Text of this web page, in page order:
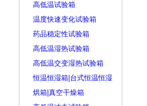
高低温试验箱
温度快速变化试验箱
药品稳定性试验箱
高低温湿热试验箱
高低温交变湿热试验箱
恒温恒湿箱|台式恒温恒湿
烘箱|真空干燥箱